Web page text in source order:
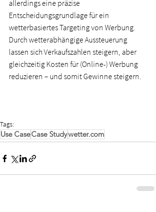
allerdings eine präzise
Entscheidungsgrundlage für ein
wetterbasiertes Targeting von Werbung.
Durch wetterabhängige Aussteuerung
lassen sich Verkaufszahlen steigern, aber
gleichzeitig Kosten für (Online-) Werbung
reduzieren – und somit Gewinne steigern.
Tags:
Use CaseCase Studywetter.com